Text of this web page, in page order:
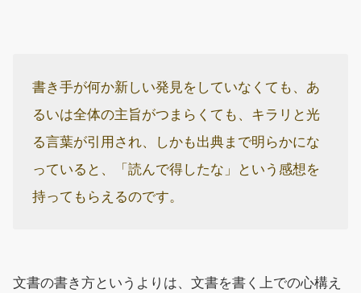
書き手が何か新しい発見をしていなくても、あ
るいは全体の主旨がつまらくても、キラリと光
る言葉が引用され、しかも出典まで明らかにな
っていると、「読んで得したな」という感想を
持ってもらえるのです。
文書の書き方というよりは、文書を書く上での心構え